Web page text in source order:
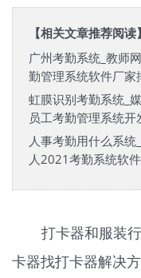
【相关文章推荐阅读】
广州考勤系统_教师
勤管理系统软件厂家
虹膜识别考勤系统_
员工考勤管理系统开
人事考勤用什么系统
人2021考勤系统软
打卡器和服装
卡器找打卡器解决